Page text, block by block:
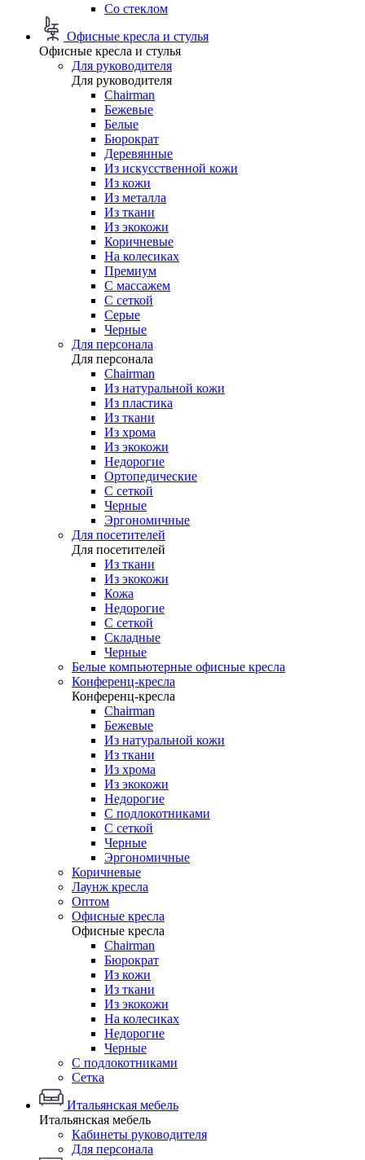
Со стеклом
Офисные кресла и стулья
Офисные кресла и стулья
Для руководителя
Для руководителя
Chairman
Бежевые
Белые
Бюрократ
Деревянные
Из искусственной кожи
Из кожи
Из металла
Из ткани
Из экокожи
Коричневые
На колесиках
Премиум
С массажем
С сеткой
Серые
Черные
Для персонала
Для персонала
Chairman
Из натуральной кожи
Из пластика
Из ткани
Из хрома
Из экокожи
Недорогие
Ортопедические
С сеткой
Черные
Эргономичные
Для посетителей
Для посетителей
Из ткани
Из экокожи
Кожа
Недорогие
С сеткой
Складные
Черные
Белые компьютерные офисные кресла
Конференц-кресла
Конференц-кресла
Chairman
Бежевые
Из натуральной кожи
Из ткани
Из хрома
Из экокожи
Недорогие
С подлокотниками
С сеткой
Черные
Эргономичные
Коричневые
Лаунж кресла
Оптом
Офисные кресла
Офисные кресла
Chairman
Бюрократ
Из кожи
Из ткани
Из экокожи
На колесиках
Недорогие
Черные
С подлокотниками
Сетка
Итальянская мебель
Итальянская мебель
Кабинеты руководителя
Для персонала